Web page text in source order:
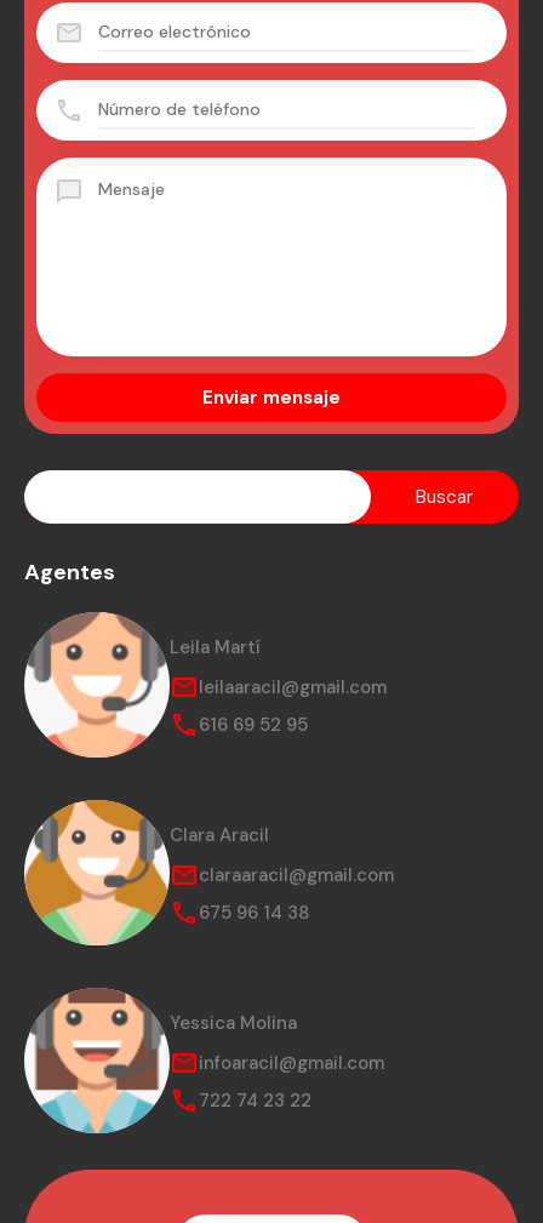
Agentes
Leila Martí
leilaaracil@gmail.com
616 69 52 95
Clara Aracil
claraaracil@gmail.com
675 96 14 38
Yessica Molina
infoaracil@gmail.com
722 74 23 22